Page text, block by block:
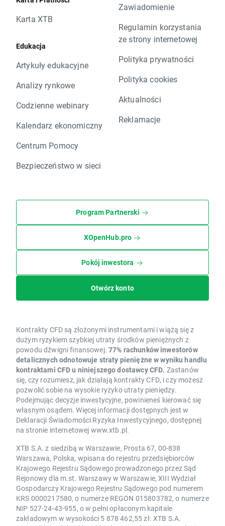
Karta XTB
Edukacja
Artykuły edukacyjne
Analizy rynkowe
Codzienne webinary
Kalendarz ekonomiczny
Centrum Pomocy
Bezpieczeństwo w sieci
Zawiadomienie
Regulamin korzystania
ze strony internetowej
Polityka prywatności
Polityka cookies
Aktualności
Reklamacje
Program Partnerski
XOpenHub.pro
Pokój inwestora
Otwórz konto
Kontrakty CFD są złożonymi instrumentami i wiążą się z
dużym ryzykiem szybkiej utraty środków pieniężnych z
powodu dźwigni finansowej. 77% rachunków inwestorów
detalicznych odnotowuje straty pieniężne w wyniku handlu
kontraktami CFD u niniejszego dostawcy CFD. Zastanów
się, czy rozumiesz, jak działają kontrakty CFD, i czy możesz
pozwolić sobie na wysokie ryzyko utraty pieniędzy.
Podejmując decyzje inwestycyjne, powinieneś kierować się
własnym osądem. Więcej informacji dostępnych jest w
Deklaracji Świadomości Ryzyka Inwestycyjnego, dostępnej
na stronie internetowej www.xtb.pl.
XTB S.A. z siedzibą w Warszawie, Prosta 67, 00-838
Warszawa, Polska, wpisana do rejestru przedsiębiorców
Krajowego Rejestru Sądowego prowadzonego przez Sąd
Rejonowy dla m.st. Warszawy w Warszawie, XIII Wydział
Gospodarczy Krajowego Rejestru Sądowego pod numerem
KRS 0000217580, o numerze REGON 015803782, o numerze
NIP 527-24-43-955, o w pełni opłaconym kapitale
zakładowym w wysokości 5 878 462,55 zł. XTB S.A.